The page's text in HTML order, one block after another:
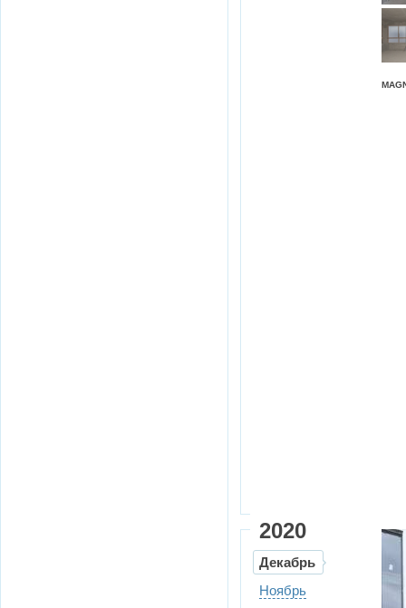
2020
Декабрь
Ноябрь